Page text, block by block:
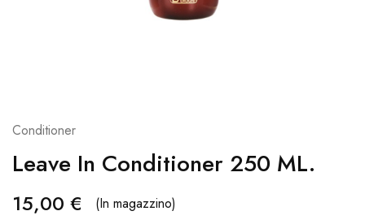
Conditioner
Leave In Conditioner 250 ML.
15,00 € (In magazzino)